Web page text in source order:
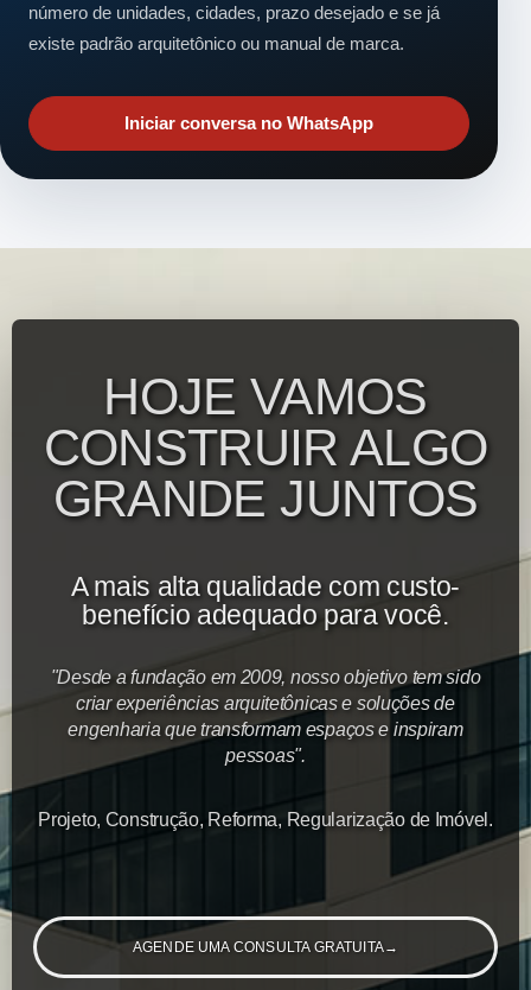
número de unidades, cidades, prazo desejado e se já
existe padrão arquitetônico ou manual de marca.
Iniciar conversa no WhatsApp
HOJE VAMOS
CONSTRUIR ALGO
GRANDE JUNTOS
A mais alta qualidade com custo-
benefício adequado para você.
"Desde a fundação em 2009, nosso objetivo tem sido
criar experiências arquitetônicas e soluções de
engenharia que transformam espaços e inspiram
pessoas".
Projeto, Construção, Reforma, Regularização de Imóvel.
AGENDE UMA CONSULTA GRATUITA→